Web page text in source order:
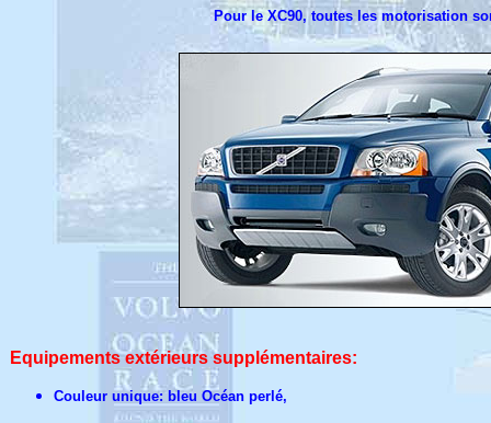
Pour le XC90, toutes les motorisation
Equipements extérieurs supplémentaires:
Couleur unique: bleu Océan perlé,